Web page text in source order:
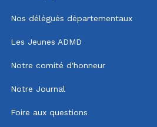
Nos délégués départementaux
Les Jeunes ADMD
Notre comité d'honneur
Notre Journal
Foire aux questions